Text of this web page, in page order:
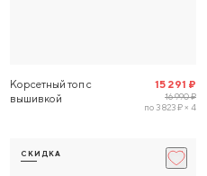
Корсетный топ с
вышивкой
15 291 ₽
16 990 ₽
по 3 823 ₽ × 4
СКИДКА